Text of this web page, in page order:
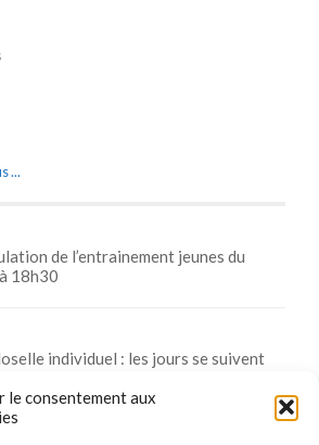
le consentement aux
...
de l’entrainement jeunes du
18h30
individuel : les jours se suivent